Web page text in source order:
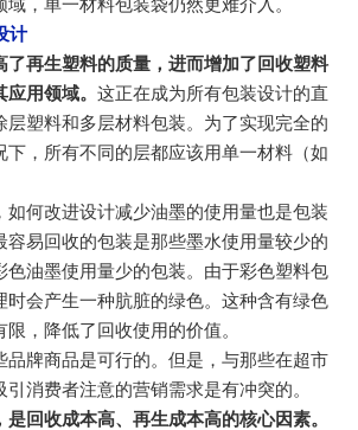
计
了再生塑料的质量，进而增加了回收塑料
用领域。 这正在成为所有包装设计的直
层塑料和多层材料包装。为了实现完全的
下，所有不同的层都应该用单一材料（如
如何改进设计减少油墨的使用量也是包装
容易回收的包装是那些墨水使用量较少的
色油墨使用量少的包装。由于彩色塑料包
时会产生一种肮脏的绿色。这种含有绿色
，降低了回收使用的价值。
品牌商品是可行的。但是，与那些在超市
消费者注意的营销需求是有冲突的。
回收成本高、再生成本高的核心因素。